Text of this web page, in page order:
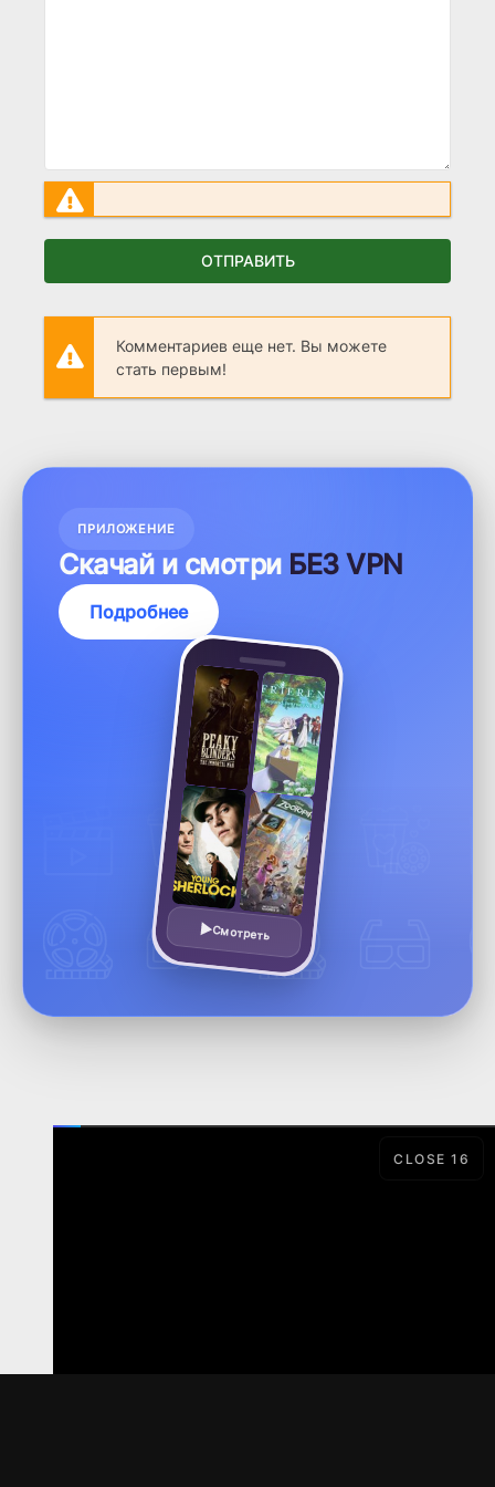
ОТПРАВИТЬ
Комментариев еще нет. Вы можете
стать первым!
ПРИЛОЖЕНИЕ
Скачай и смотри БЕЗ VPN
Подробнее
Смотреть
CLOSE15